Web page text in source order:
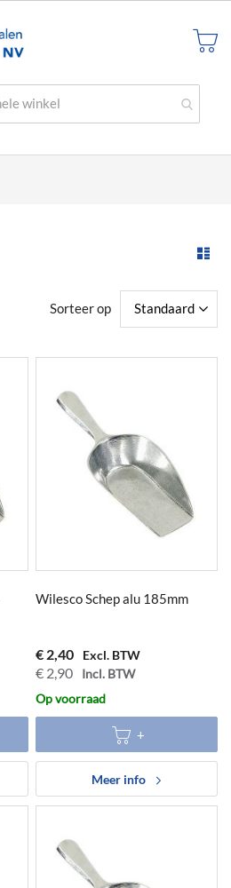
Sorteer op
Wilesco Schep alu 185mm
€ 2,90
€ 2,40
Meer info
Op voorraad